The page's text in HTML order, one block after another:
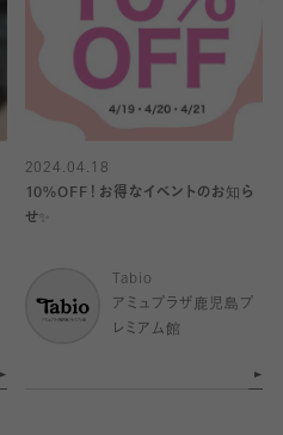
2024.04.18
10%OFF！お得なイベントのお知ら
せ✨
Tabio
アミュプラザ鹿児島プ
レミアム館